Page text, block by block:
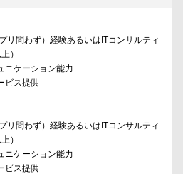
リ問わず）経験あるいはITコンサルティ
）
ニケーション能力
ビス提供
リ問わず）経験あるいはITコンサルティ
）
ニケーション能力
ビス提供